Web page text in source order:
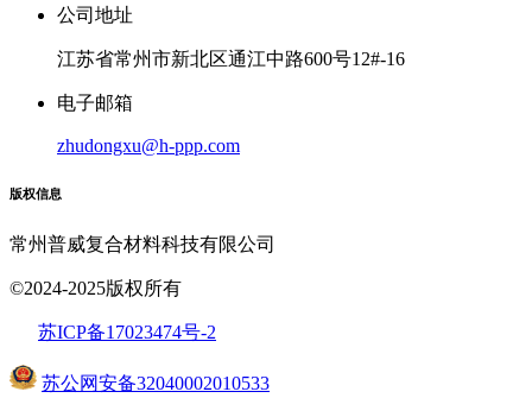
公司地址
江苏省常州市新北区通江中路600号12#-16
电子邮箱
zhudongxu@h-ppp.com
版权信息
常州普威复合材料科技有限公司
©2024-2025版权所有
苏ICP备17023474号-2
苏公网安备32040002010533